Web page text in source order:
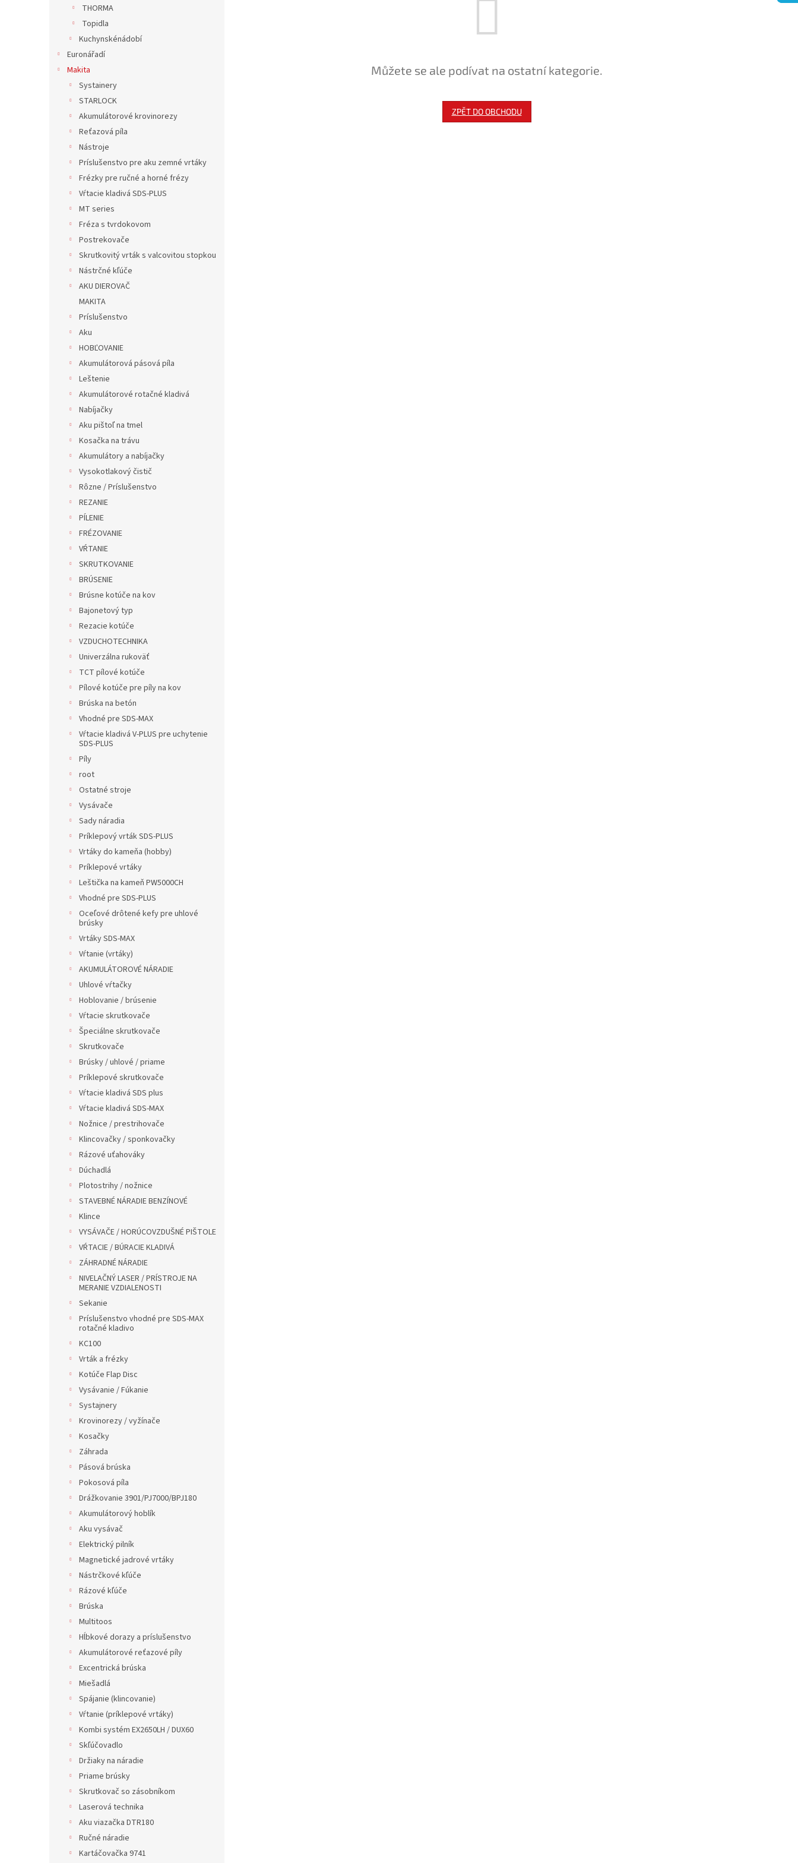
THORMA
Topidla
Kuchynskénádobí
Euronářadí
Makita
Systainery
STARLOCK
Akumulátorové krovinorezy
Reťazová píla
Nástroje
Príslušenstvo pre aku zemné vrtáky
Frézky pre ručné a horné frézy
Vŕtacie kladivá SDS-PLUS
MT series
Fréza s tvrdokovom
Postrekovače
Skrutkovitý vrták s valcovitou stopkou
Nástrčné kľúče
AKU DIEROVAČ
MAKITA
Príslušenstvo
Aku
HOBĽOVANIE
Akumulátorová pásová píla
Leštenie
Akumulátorové rotačné kladivá
Nabíjačky
Aku pištoľ na tmel
Kosačka na trávu
Akumulátory a nabíjačky
Vysokotlakový čistič
Rôzne / Príslušenstvo
REZANIE
PÍLENIE
FRÉZOVANIE
VŔTANIE
SKRUTKOVANIE
BRÚSENIE
Brúsne kotúče na kov
Bajonetový typ
Rezacie kotúče
VZDUCHOTECHNIKA
Univerzálna rukoväť
TCT pílové kotúče
Pílové kotúče pre píly na kov
Brúska na betón
Vhodné pre SDS-MAX
Vŕtacie kladivá V-PLUS pre uchytenie
SDS-PLUS
Píly
root
Ostatné stroje
Vysávače
Sady náradia
Príklepový vrták SDS-PLUS
Vrtáky do kameňa (hobby)
Príklepové vrtáky
Leštička na kameň PW5000CH
Vhodné pre SDS-PLUS
Oceľové drôtené kefy pre uhlové
brúsky
Vrtáky SDS-MAX
Vŕtanie (vrtáky)
AKUMULÁTOROVÉ NÁRADIE
Uhlové vŕtačky
Hoblovanie / brúsenie
Vŕtacie skrutkovače
Špeciálne skrutkovače
Skrutkovače
Brúsky / uhlové / priame
Príklepové skrutkovače
Vŕtacie kladivá SDS plus
Vŕtacie kladivá SDS-MAX
Nožnice / prestrihovače
Klincovačky / sponkovačky
Rázové uťahováky
Dúchadlá
Plotostrihy / nožnice
STAVEBNÉ NÁRADIE BENZÍNOVÉ
Klince
VYSÁVAČE / HORÚCOVZDUŠNÉ PIŠTOLE
VŔTACIE / BÚRACIE KLADIVÁ
ZÁHRADNÉ NÁRADIE
NIVELAČNÝ LASER / PRÍSTROJE NA
MERANIE VZDIALENOSTI
Sekanie
Príslušenstvo vhodné pre SDS-MAX
rotačné kladivo
KC100
Vrták a frézky
Kotúče Flap Disc
Vysávanie / Fúkanie
Systajnery
Krovinorezy / vyžínače
Kosačky
Záhrada
Pásová brúska
Pokosová píla
Drážkovanie 3901/PJ7000/BPJ180
Akumulátorový hoblík
Aku vysávač
Elektrický pilník
Magnetické jadrové vrtáky
Nástrčkové kľúče
Rázové kľúče
Brúska
Multitoos
Hĺbkové dorazy a príslušenstvo
Akumulátorové reťazové píly
Excentrická brúska
Miešadlá
Spájanie (klincovanie)
Vŕtanie (príklepové vrtáky)
Kombi systém EX2650LH / DUX60
Skľúčovadlo
Držiaky na náradie
Priame brúsky
Skrutkovač so zásobníkom
Laserová technika
Aku viazačka DTR180
Ručné náradie
Kartáčovačka 9741
Můžete se ale podívat na ostatní kategorie.
ZPĚT DO OBCHODU